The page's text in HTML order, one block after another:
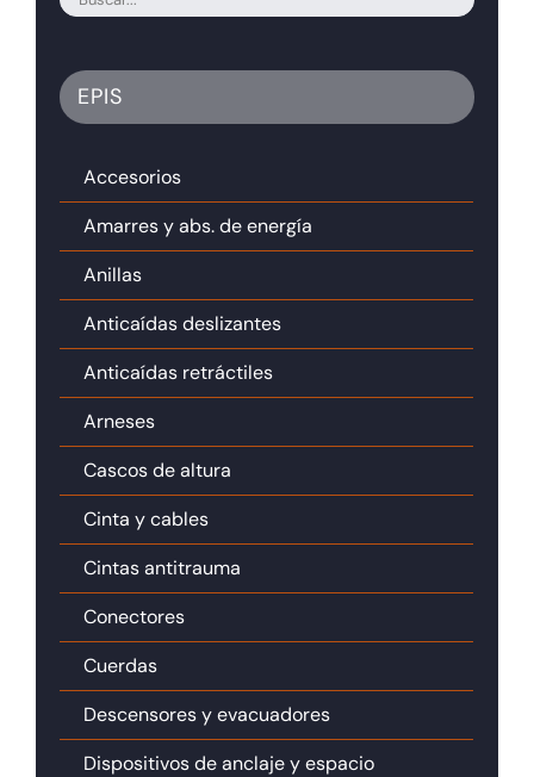
EPIS
Accesorios
Amarres y abs. de energía
Anillas
Anticaídas deslizantes
Anticaídas retráctiles
Arneses
Cascos de altura
Cinta y cables
Cintas antitrauma
Conectores
Cuerdas
Descensores y evacuadores
Dispositivos de anclaje y espacio